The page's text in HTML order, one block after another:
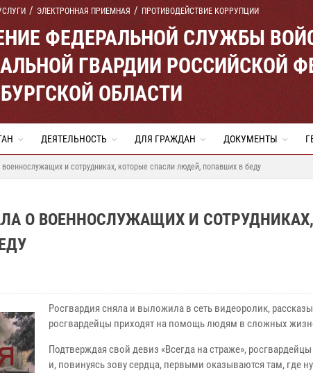
ЭЛЕКТРОННАЯ ПРИЕМНАЯ ПРОТИВОДЕЙСТВИЕ КОРРУПЦИИ
ФЕДЕРАЛЬНОЙ СЛУЖБЫ
ГВАРДИИ РОССИЙСКОЙ
ОБЛАСТИ
ДЕЯТЕЛЬНОСТЬ ДЛЯ ГРАЖДАН ДОКУМЕНТЫ
военнослужащих и сотрудниках, которые спасли людей, попавших в беду
О ВОЕННОСЛУЖАЩИХ И
Росгвардия сняла и выложила в сеть видеоролик,
росгвардейцы приходят на помощь людям в сложных
Подтверждая свой девиз «Всегда на страже»,
и, повинуясь зову сердца, первыми оказываются там, где